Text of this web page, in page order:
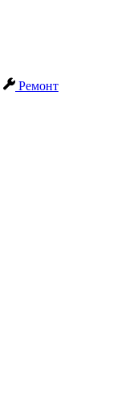
Ремонт